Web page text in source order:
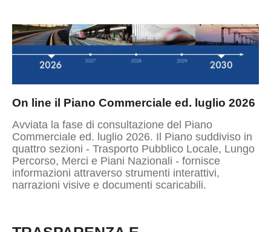
On line il Piano Commerciale ed. luglio 2026
Avviata la fase di consultazione del Piano
Commerciale ed. luglio 2026. Il Piano suddiviso in
quattro sezioni - Trasporto Pubblico Locale, Lungo
Percorso, Merci e Piani Nazionali - fornisce
informazioni attraverso strumenti interattivi,
narrazioni visive e documenti scaricabili.